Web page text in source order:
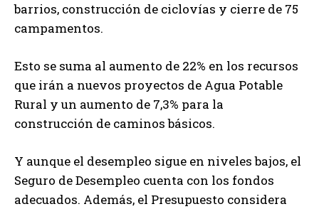
barrios, construcción de ciclovías y cierre de 75
campamentos.
Esto se suma al aumento de 22% en los recursos
que irán a nuevos proyectos de Agua Potable
Rural y un aumento de 7,3% para la
construcción de caminos básicos.
Y aunque el desempleo sigue en niveles bajos, el
Seguro de Desempleo cuenta con los fondos
adecuados. Además, el Presupuesto considera